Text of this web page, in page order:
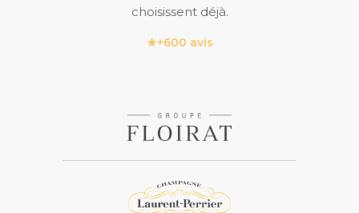
choisissent déjà.
★+600 avis